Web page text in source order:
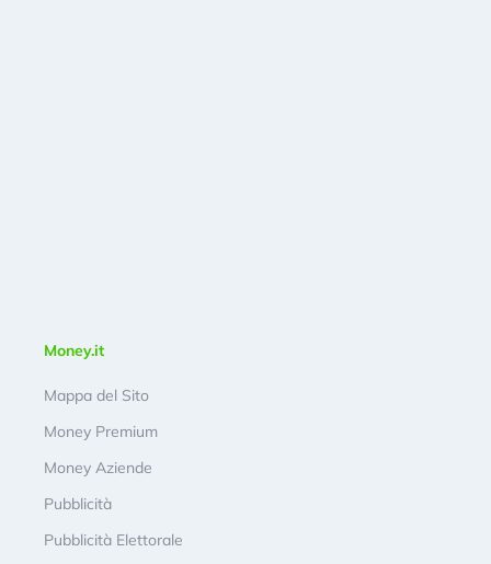
Money.it
Mappa del Sito
Money Premium
Money Aziende
Pubblicità
Pubblicità Elettorale